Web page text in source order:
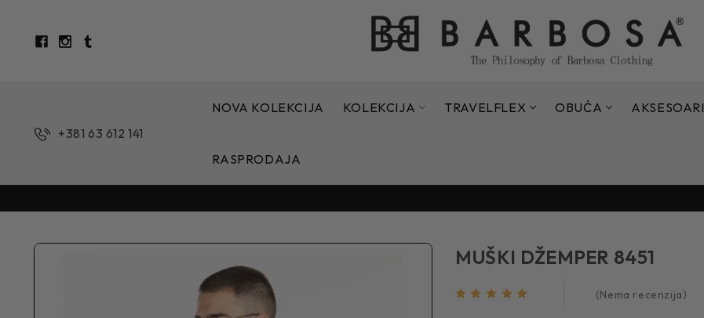
+381 63 612 141
NOVA KOLEKCIJA KOLEKCIJA TRAVELFLEX OBUĆA AKSESOARI
RASPRODAJA
Sezonsko sniženje do 70% - 15.07. - 11.09.2026.
MUŠKI DŽEMPER 8451
(Nema recenzija)